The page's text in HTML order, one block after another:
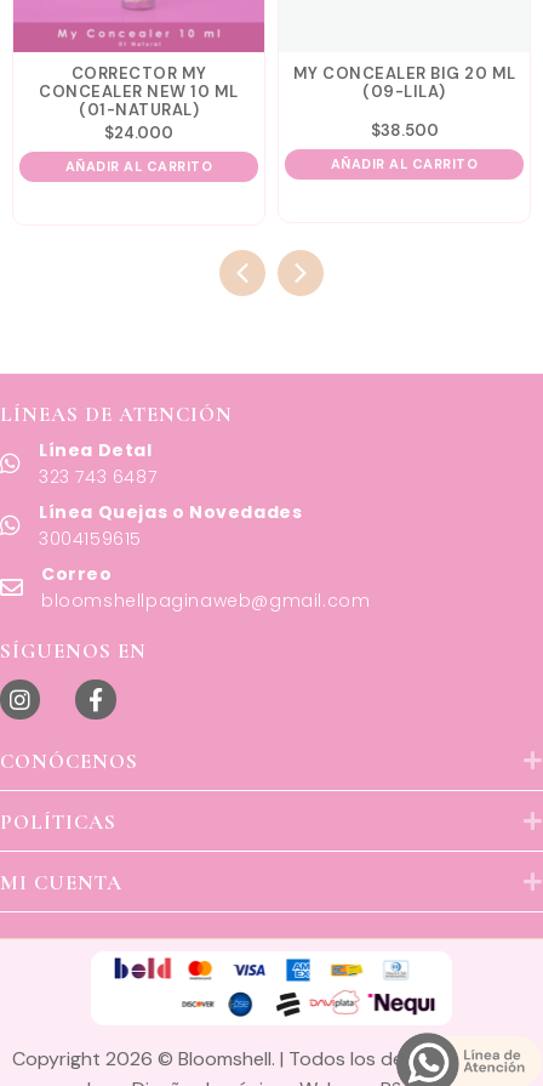
CORRECTOR MY
CONCEALER NEW 10 ML
(01-NATURAL)
$24.000
AÑADIR AL CARRITO
MY CONCEALER BIG 20 ML
(09-LILA)
$38.500
AÑADIR AL CARRITO
LÍNEAS DE ATENCIÓN
Línea Detal
323 743 6487
Línea Quejas o Novedades
3004159615
Correo
bloomshellpaginaweb@gmail.com
SÍGUENOS EN
CONÓCENOS
POLÍTICAS
MI CUENTA
Copyright 2026 © Bloomshell. | Todos los derechos